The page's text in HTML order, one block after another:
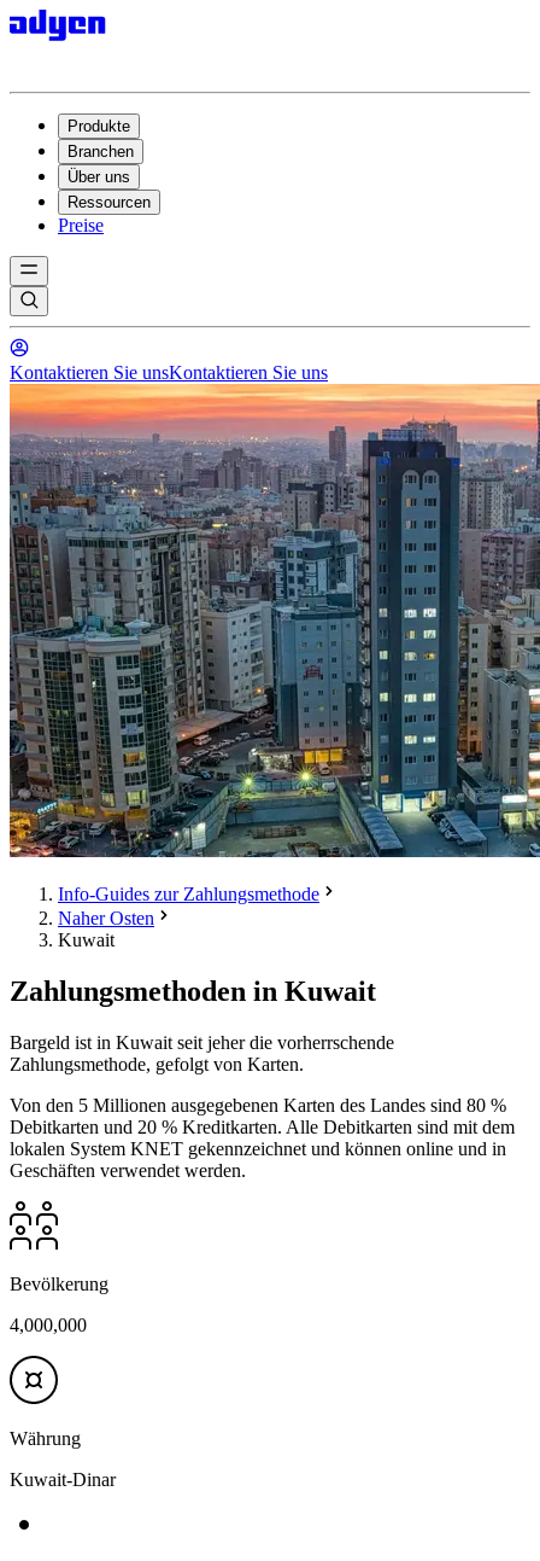
Produkte
Branchen
Über uns
Ressourcen
Preise
Kontaktieren Sie unsKontaktieren Sie uns
Info-Guides zur Zahlungsmethode
Naher Osten
Kuwait
Zahlungsmethoden in Kuwait
Bargeld ist in Kuwait seit jeher die vorherrschende
Zahlungsmethode, gefolgt von Karten.
Von den 5 Millionen ausgegebenen Karten des Landes sind 80 %
Debitkarten und 20 % Kreditkarten. Alle Debitkarten sind mit dem
lokalen System KNET gekennzeichnet und können online und in
Geschäften verwendet werden.
Bevölkerung
4,000,000
Währung
Kuwait-Dinar